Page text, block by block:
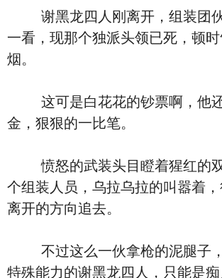
谢黑龙四人刚离开，组装团伙
一看，现那个独派头领已死，顿
烟。
这可是白花花的钞票啊，他还
金，狠狠的一比笔。
愤怒的武装头目瞪着猩红的
个组装人员，乌拉乌拉的叫嚣着
离开的方向追去。
不过这么一伙拿枪的泥腿子
特殊能力的谢黑龙四人，只能是痴